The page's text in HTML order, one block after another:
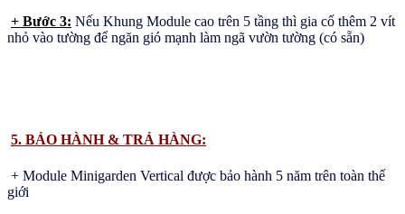
+ Bước 3: Nếu Khung Module cao trên 5 tầng thì gia cố thêm 2 vít
nhỏ vào tường để ngăn gió mạnh làm ngã vườn tường (có sẵn)
5. BẢO HÀNH & TRẢ HÀNG:
+ Module Minigarden Vertical được bảo hành 5 năm trên toàn thế
giới